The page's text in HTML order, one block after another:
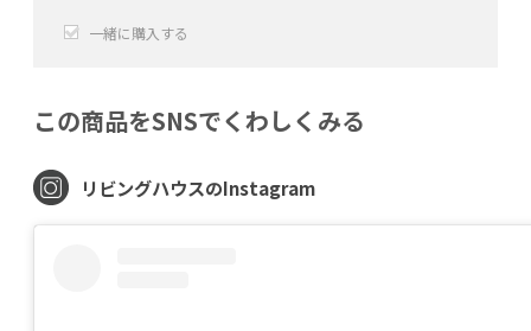
一緒に購入する
この商品をSNSでくわしくみる
リビングハウスのInstagram